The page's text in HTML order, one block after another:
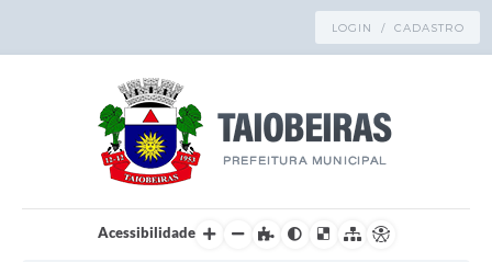
LOGIN / CADASTRO
Acessibilidade